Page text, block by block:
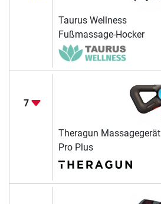
Taurus Wellness
Fußmassage-Hocker
7
Theragun Massagegerät
Pro Plus